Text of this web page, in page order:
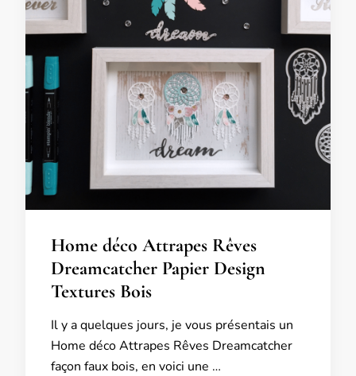
Home déco Attrapes Rêves
Dreamcatcher Papier Design
Textures Bois
Il y a quelques jours, je vous présentais un
Home déco Attrapes Rêves Dreamcatcher
façon faux bois, en voici une …